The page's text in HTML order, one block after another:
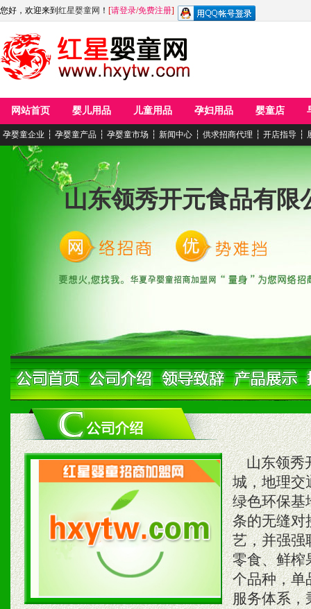
您好，欢迎来到 红星婴童网 ！ [请登录/免费注册]
网站首页 婴儿用品 儿童用品 孕妇用品 婴童店
孕婴童企业 ┆ 孕婴童产品 ┆ 孕婴童市场 ┆ 新闻中心 ┆ 供求招商代理 ┆ 开店指导 ┆
山东领秀开元食品有限
山东领秀
城，地理交
绿色环保基
条的无缝对
艺，并强强
零食、鲜榨
个品种，单
服务体系，